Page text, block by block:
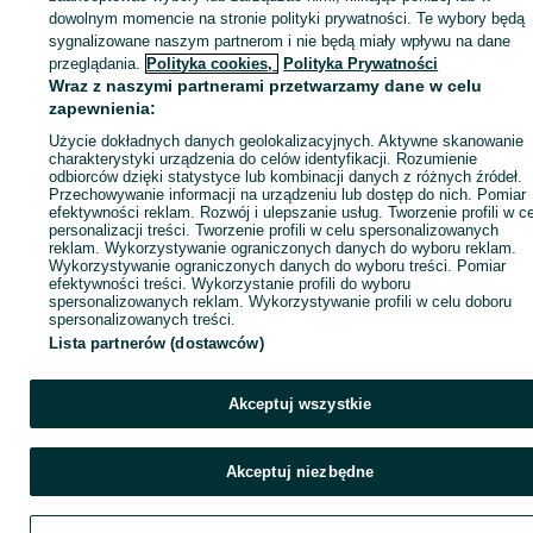
Kup
dowolnym momencie na stronie polityki prywatności. Te wybory będą
sygnalizowane naszym partnerom i nie będą miały wpływu na dane
przeglądania. Polityka cookies, Polityka Prywatności
Wraz z naszymi partnerami przetwarzamy dane w celu
zapewnienia:
Użycie dokładnych danych geolokalizacyjnych. Aktywne skanowanie
charakterystyki urządzenia do celów identyfikacji. Rozumienie
odbiorców dzięki statystyce lub kombinacji danych z różnych źródeł.
Przechowywanie informacji na urządzeniu lub dostęp do nich. Pomiar
efektywności reklam. Rozwój i ulepszanie usług. Tworzenie profili w
personalizacji treści. Tworzenie profili w celu spersonalizowanych
reklam. Wykorzystywanie ograniczonych danych do wyboru reklam.
Wykorzystywanie ograniczonych danych do wyboru treści. Pomiar
efektywności treści. Wykorzystanie profili do wyboru
spersonalizowanych reklam. Wykorzystywanie profili w celu doboru
spersonalizowanych treści.
Lista partnerów (dostawców)
Akceptuj wszystkie
Akceptuj niezbędne